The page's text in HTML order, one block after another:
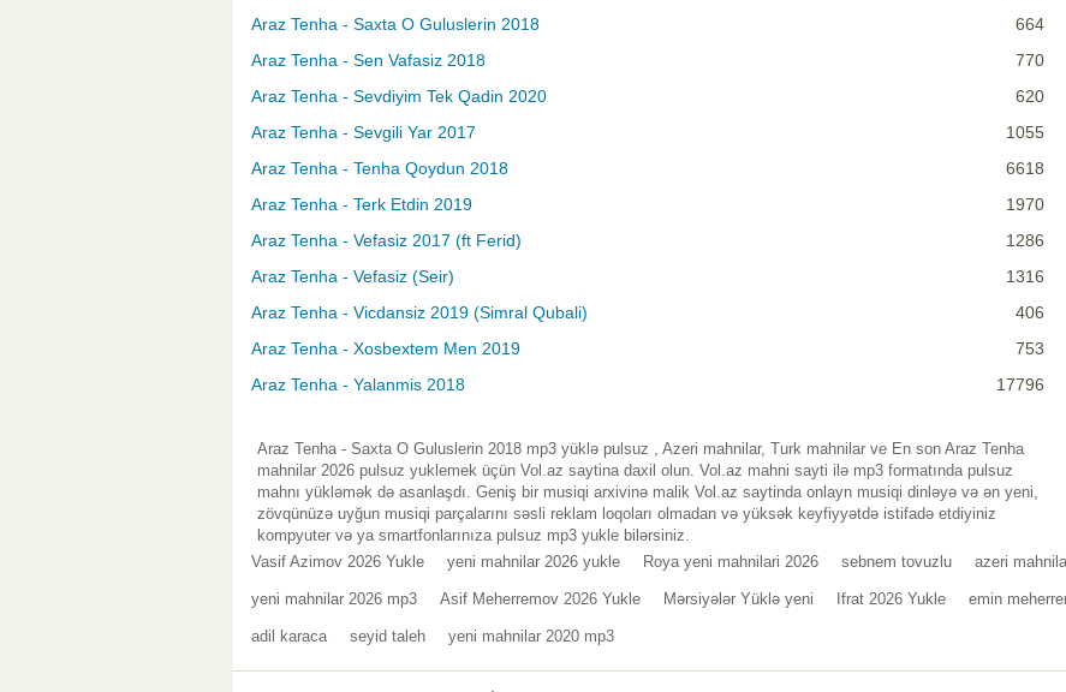
Araz Tenha - Saxta O Guluslerin 2018
664
Araz Tenha - Sen Vafasiz 2018
770
Araz Tenha - Sevdiyim Tek Qadin 2020
620
Araz Tenha - Sevgili Yar 2017
1055
Araz Tenha - Tenha Qoydun 2018
6618
Araz Tenha - Terk Etdin 2019
1970
Araz Tenha - Vefasiz 2017 (ft Ferid)
1286
Araz Tenha - Vefasiz (Seir)
1316
Araz Tenha - Vicdansiz 2019 (Simral Qubali)
406
Araz Tenha - Xosbextem Men 2019
753
Araz Tenha - Yalanmis 2018
17796
Araz Tenha - Saxta O Guluslerin 2018 mp3 yüklə pulsuz , Azeri mahnilar, Turk mahnilar ve En son Araz Tenha
mahnilar 2026 pulsuz yuklemek üçün Vol.az saytina daxil olun. Vol.az mahni sayti ilə mp3 formatında pulsuz
mahnı yükləmək də asanlaşdı. Geniş bir musiqi arxivinə malik Vol.az saytinda onlayn musiqi dinləyə və ən yeni,
zövqünüzə uyğun musiqi parçalarını səsli reklam loqoları olmadan və yüksək keyfiyyətdə istifadə etdiyiniz
kompyuter və ya smartfonlarınıza pulsuz mp3 yukle bilərsiniz.
Vasif Azimov 2026 Yukle yeni mahnilar 2026 yukle Roya yeni mahnilari 2026 sebnem tovuzlu azeri
yeni mahnilar 2026 mp3 Asif Meherremov 2026 Yukle Mərsiyələr Yüklə yeni Ifrat 2026 Yukle emin
adil karaca seyid taleh yeni mahnilar 2020 mp3